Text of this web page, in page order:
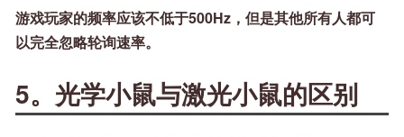
游戏玩家的频率应该不低于500Hz，但是其他所有人都可
以完全忽略轮询速率。
5。光学小鼠与激光小鼠的区别